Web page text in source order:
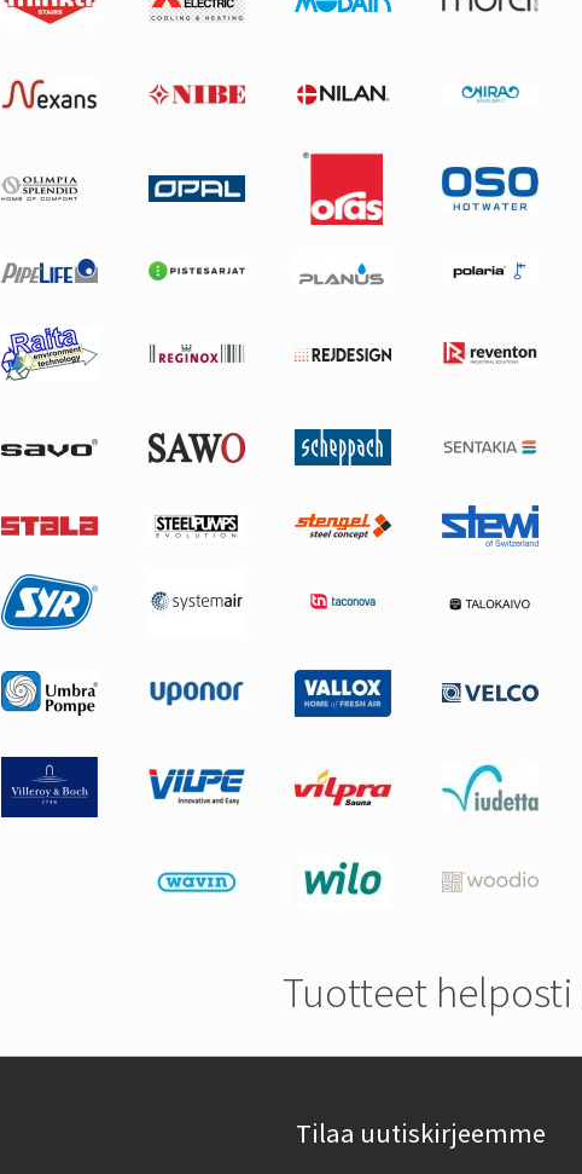
Tuotteet
Tilaa uutiskirjeemme